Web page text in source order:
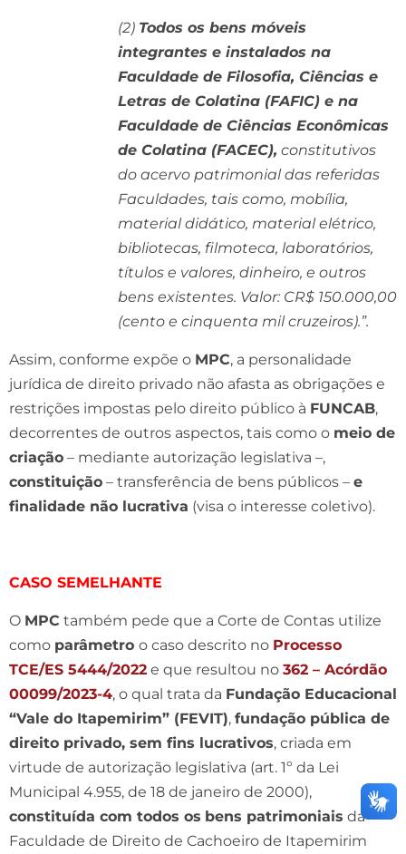
(2) Todos os bens móveis
integrantes e instalados na
Faculdade de Filosofia, Ciências e
Letras de Colatina (FAFIC) e na
Faculdade de Ciências Econômicas
de Colatina (FACEC), constitutivos
do acervo patrimonial das referidas
Faculdades, tais como, mobília,
material didático, material elétrico,
bibliotecas, filmoteca, laboratórios,
títulos e valores, dinheiro, e outros
bens existentes. Valor: CR$ 150.000,00
(cento e cinquenta mil cruzeiros).”.
Assim, conforme expõe o MPC, a personalidade
jurídica de direito privado não afasta as obrigações e
restrições impostas pelo direito público à FUNCAB,
decorrentes de outros aspectos, tais como o meio de
criação – mediante autorização legislativa –,
constituição – transferência de bens públicos – e
finalidade não lucrativa (visa o interesse coletivo).
CASO SEMELHANTE
O MPC também pede que a Corte de Contas utilize
como parâmetro o caso descrito no Processo
TCE/ES 5444/2022 e que resultou no 362 – Acórdão
00099/2023-4, o qual trata da Fundação Educacional
“Vale do Itapemirim” (FEVIT), fundação pública de
direito privado, sem fins lucrativos, criada em
virtude de autorização legislativa (art. 1º da Lei
Municipal 4.955, de 18 de janeiro de 2000),
constituída com todos os bens patrimoniais da
Faculdade de Direito de Cachoeiro de Itapemirim